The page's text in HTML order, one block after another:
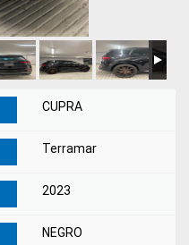
CUPRA
Terramar
2023
NEGRO